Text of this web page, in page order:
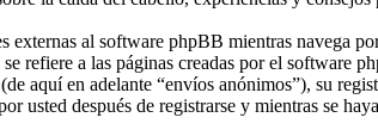
externas al software phpBB mientras navega
refiere a las páginas creadas por el software
aquí en adelante “envíos anónimos”), su
usted después de registrarse y mientras se